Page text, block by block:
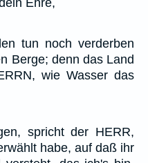
tun noch verderben
Berge; denn das Land
wie Wasser das
spricht der HERR,
habe, auf daß ihr